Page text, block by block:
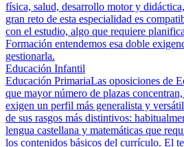
física, salud, desarrollo motor y
gran reto de esta especialidad es
con el estudio, algo que requiere
Formación entendemos esa doble
gestionarla.
Educación Infantil
Educación PrimariaLas oposiciones de
que mayor número de plazas
exigen un perfil más generalista y
de sus rasgos más distintivos:
lengua castellana y matemáticas que
los contenidos básicos del currículo. El